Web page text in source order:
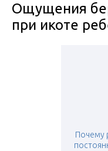
Ощущения
при икоте
Почему